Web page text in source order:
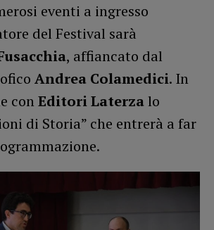
eventi a ingresso
del Festival sarà
, affiancato dal
Andrea Colamedici. In
conEditori Laterzalo
di Storia” che entrerà a far